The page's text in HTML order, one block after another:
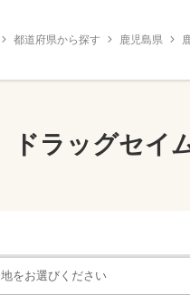
都道府県から探す 鹿児島県
ドラッグセ
をお選びください